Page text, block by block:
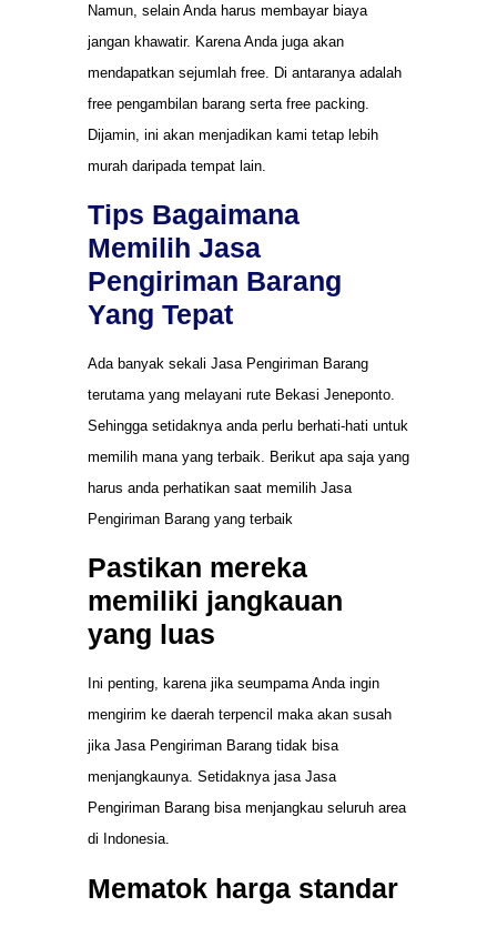
Namun, selain Anda harus membayar biaya
jangan khawatir. Karena Anda juga akan
mendapatkan sejumlah free. Di antaranya adalah
free pengambilan barang serta free packing.
Dijamin, ini akan menjadikan kami tetap lebih
murah daripada tempat lain.
Tips Bagaimana
Memilih Jasa
Pengiriman Barang
Yang Tepat
Ada banyak sekali Jasa Pengiriman Barang
terutama yang melayani rute Bekasi Jeneponto.
Sehingga setidaknya anda perlu berhati-hati untuk
memilih mana yang terbaik. Berikut apa saja yang
harus anda perhatikan saat memilih Jasa
Pengiriman Barang yang terbaik
Pastikan mereka
memiliki jangkauan
yang luas
Ini penting, karena jika seumpama Anda ingin
mengirim ke daerah terpencil maka akan susah
jika Jasa Pengiriman Barang tidak bisa
menjangkaunya. Setidaknya jasa Jasa
Pengiriman Barang bisa menjangkau seluruh area
di Indonesia.
Mematok harga standar